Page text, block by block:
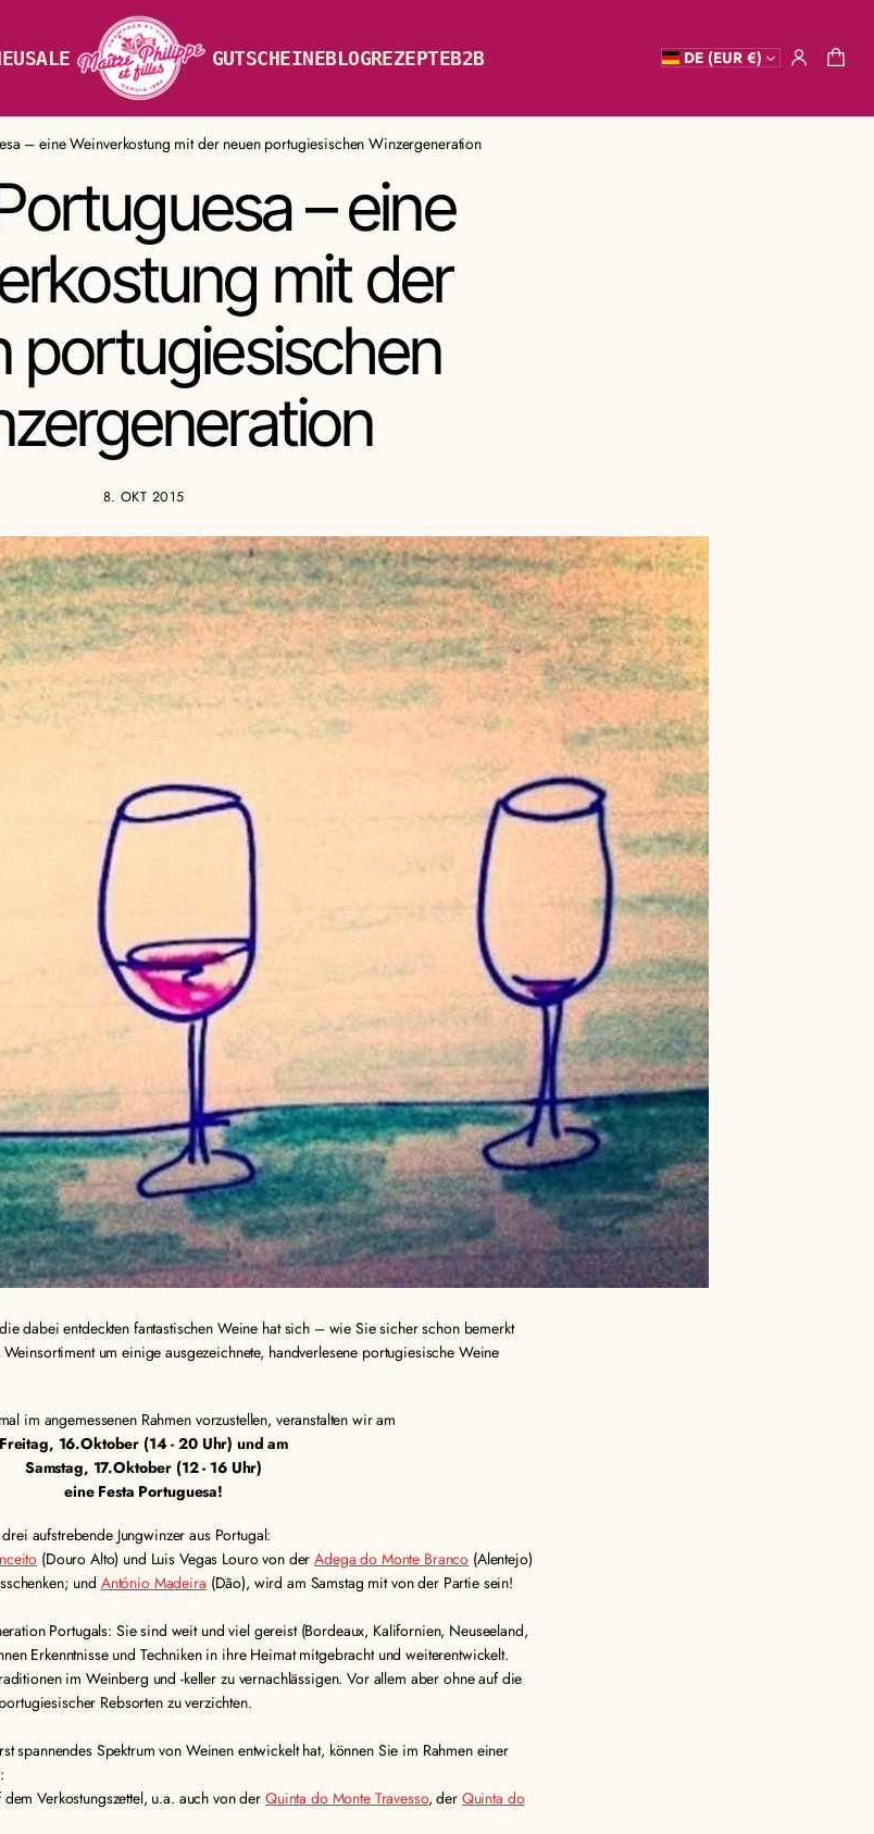
SALE GUTSCHEINEBLOGREZEPTEB2B DE (EUR €)
– eine Weinverkostung mit der neuen portugiesischen Winzergeneration
– eine
mit der
portugiesischen
8. OKT 2015
dabei entdeckten fantastischen Weine hat sich – wie Sie sicher schon bemerkt
um einige ausgezeichnete, handverlesene portugiesische Weine
im angemessenen Rahmen vorzustellen, veranstalten wir am
Freitag, 16.Oktober (14 - 20 Uhr) und am
Samstag, 17.Oktober (12 - 16 Uhr)
eine Festa Portuguesa!
aufstrebende Jungwinzer aus Portugal:
(Douro Alto) und Luis Vegas Louro von derAdega do Monte Branco (Alentejo)
und António Madeira (Dão), wird am Samstag mit von der Partie sein!
Portugals: Sie sind weit und viel gereist (Bordeaux, Kalifornien, Neuseeland,
Erkenntnisse und Techniken in ihre Heimat mitgebracht und weiterentwickelt.
im Weinberg und -keller zu vernachlässigen. Vor allem aber ohne auf die
Rebsorten zu verzichten.
spannendes Spektrum von Weinen entwickelt hat, können Sie im Rahmen einer
Verkostungszettel, u.a. auch von der Quinta do Monte Travesso, der Quinta do